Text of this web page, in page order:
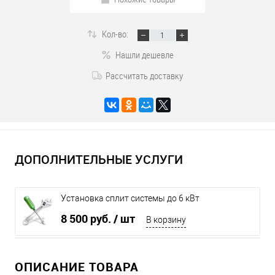
Кол-во:
Нашли дешевле
Рассчитать доставку
ДОПОЛНИТЕЛЬНЫЕ УСЛУГИ
Установка сплит системы до 6 кВт
8 500 руб. / шт В корзину
ОПИСАНИЕ ТОВАРА